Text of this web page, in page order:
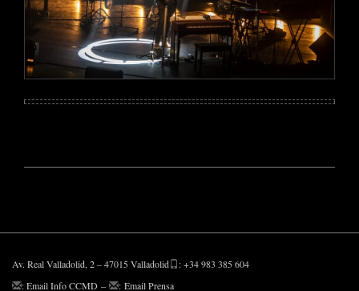
Av. Real Valladolid, 2 – 47015 Valladolid
: +34 983 385 604
:Email Info CCMD – : Email Prensa